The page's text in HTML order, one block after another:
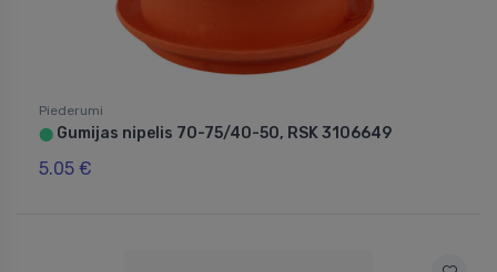
Piederumi
⬤ Gumijas nipelis 70-75/40-50, RSK 3106649
5.05 €